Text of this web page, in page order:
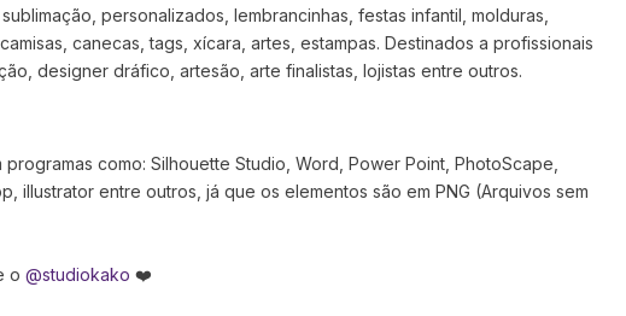
personalizados, lembrancinhas, festas infantil, molduras,
canecas, tags, xícara, artes, estampas. Destinados a profissionais
designer dráfico, artesão, arte finalistas, lojistas entre outros.
como: Silhouette Studio, Word, Power Point, PhotoScape,
illustrator entre outros, já que os elementos são em PNG (Arquivos sem
o @studiokako ❤️